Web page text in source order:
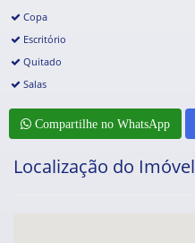
Copa
Escritório
Quitado
Salas
Compartilhe no WhatsApp
Localização do Imóvel